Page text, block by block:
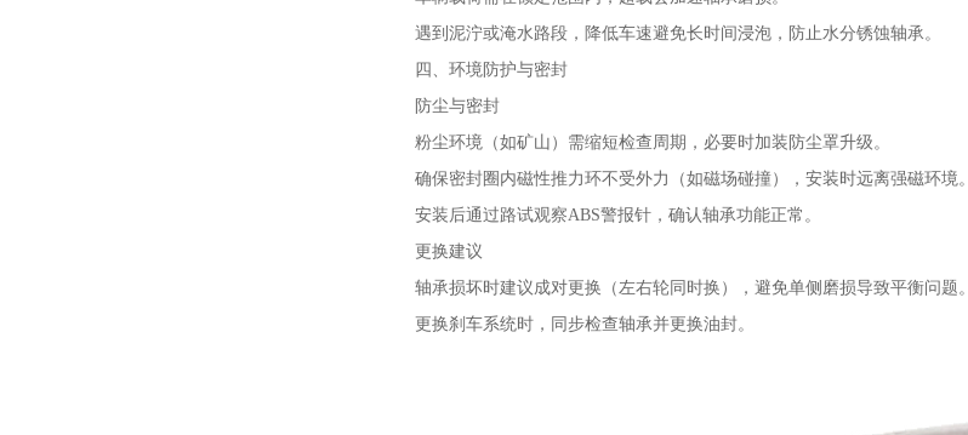
遇到泥泞或淹水路段，降低车速避免长时间浸泡，防止水分锈蚀轴承。
四、环境防护与密封
防尘与密封
粉尘环境（如矿山）需缩短检查周期，必要时加装防尘罩升级。
确保密封圈内磁性推力环不受外力（如磁场碰撞），安装时远离强磁环境。
安装后通过路试观察ABS警报针，确认轴承功能正常。
更换建议
轴承损坏时建议成对更换（左右轮同时换），避免单侧磨损导致平衡问题。
更换刹车系统时，同步检查轴承并更换油封。